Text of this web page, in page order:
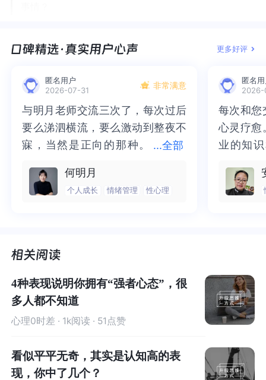
要一种这样的能力：能够迅速摆脱对于旧情景、旧情绪的
题。
这种能力，就叫做认知灵活性（Cognitive flexibility）。
也是每个人都值得培养的能力。
我们应对压力、面对挑战的心态和行为。
我们产生压力，很多时候，是因为我们所面临的问题和挑
我们知道：大脑的基本原则之一是节能。
为了节能，它会
更多好评
匿名用户
2026-07-31
非常满意
...全部
与明月老师交流三次了，每次过后
要么涕泗横流，要么激动到整夜不
寐，当然是正向的那种。
来，觉得不必再踽踽独行，也不必
再困于桎梏，更不必觉得这半生所
前行。
与明月老师交流三次了，每次过后
要么涕泗横流，要么激动到整夜不
寐，当然是正向的那种。二十多年
不必再踽踽独行，也不必再困于桎
梏，更不必觉得这半生所积，靡有
行。
何明月
个人成长 情绪管理 性心理
匿名
2026-
每次和您
心灵疗愈
业的知
我喘不
逐渐释
每次和您
心灵疗愈
业的知识
气的情
然。感
4种表现说明你拥有“强者心态”，很
多人都不知道
心理0时差 · 1k阅读 · 51点赞
看似平平无奇，其实是认知高的表
现，你中了几个？